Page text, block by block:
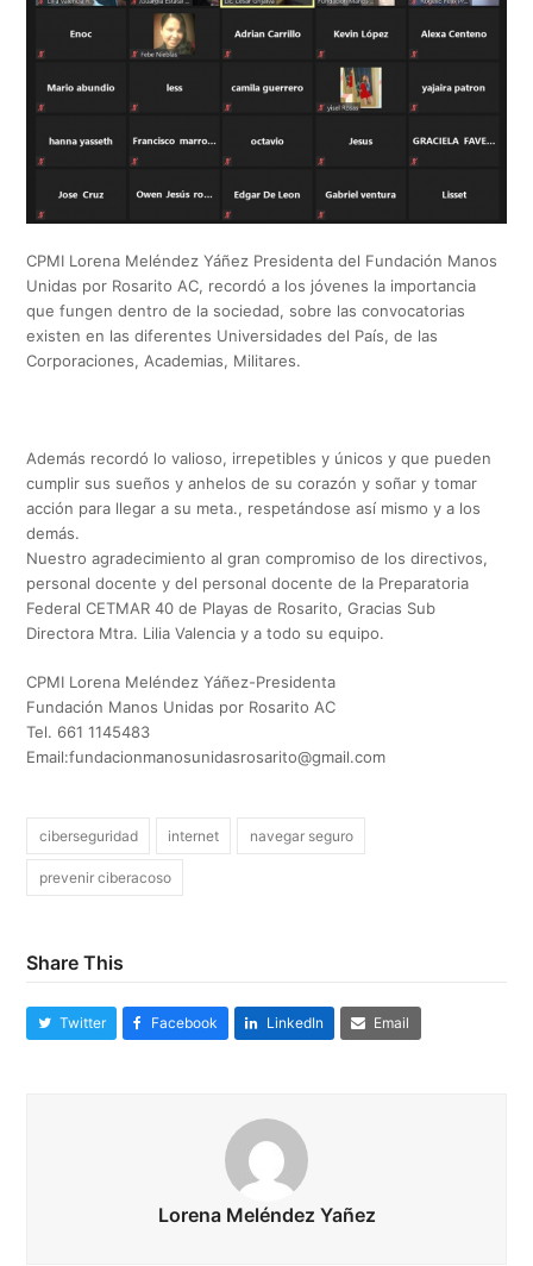
CPMI Lorena Meléndez Yáñez Presidenta del Fundación Manos
Unidas por Rosarito AC, recordó a los jóvenes la importancia
que fungen dentro de la sociedad, sobre las convocatorias
existen en las diferentes Universidades del País, de las
Corporaciones, Academias, Militares.
Además recordó lo valioso, irrepetibles y únicos y que pueden
cumplir sus sueños y anhelos de su corazón y soñar y tomar
acción para llegar a su meta., respetándose así mismo y a los
demás.
Nuestro agradecimiento al gran compromiso de los directivos,
personal docente y del personal docente de la Preparatoria
Federal CETMAR 40 de Playas de Rosarito, Gracias Sub
Directora Mtra. Lilia Valencia y a todo su equipo.
CPMI Lorena Meléndez Yáñez-Presidenta
Fundación Manos Unidas por Rosarito AC
Tel. 661 1145483
Email:fundacionmanosunidasrosarito@gmail.com
ciberseguridad internet navegar seguro
prevenir ciberacoso
Share This
Twitter Facebook LinkedIn Email
Lorena Meléndez Yañez